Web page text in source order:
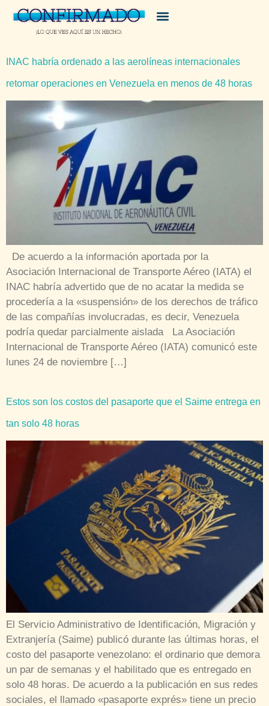
INAC habría ordenado a las aerolíneas internacionales
retomar operaciones en Venezuela en menos de 48 horas
De acuerdo a la información aportada por la
Asociación Internacional de Transporte Aéreo (IATA) el
INAC habría advertido que de no acatar la medida se
procedería a la «suspensión» de los derechos de tráfico
de las compañías involucradas, es decir, Venezuela
podría quedar parcialmente aislada La Asociación
Internacional de Transporte Aéreo (IATA) comunicó este
lunes 24 de noviembre […]
Estos son los costos del pasaporte que el Saime entrega en
tan solo 48 horas
El Servicio Administrativo de Identificación, Migración y
Extranjería (Saime) publicó durante las últimas horas, el
costo del pasaporte venezolano: el ordinario que demora
un par de semanas y el habilitado que es entregado en
solo 48 horas. De acuerdo a la publicación en sus redes
sociales, el llamado «pasaporte exprés» tiene un precio